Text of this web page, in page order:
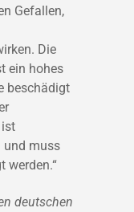
Gefallen,
Die
ein hohes
beschädigt
und muss
werden.“
deutschen